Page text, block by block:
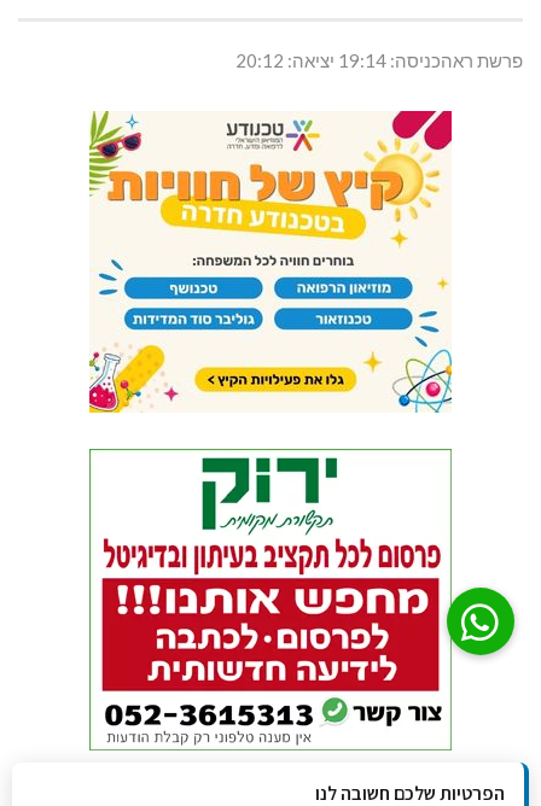
פרשת ראהכניסה: 19:14 יציאה: 20:12
הפרטיות שלכם חשובה לנו